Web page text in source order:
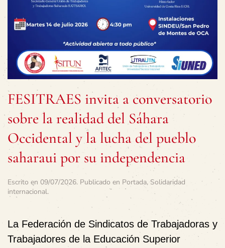
FESITRAES invita a conversatorio
sobre la realidad del Sáhara
Occidental y la lucha del pueblo
saharaui por su independencia
Escrito en 09/07/2026. Publicado en Portada, Solidaridad
internacional.
La Federación de Sindicatos de Trabajadoras y
Trabajadores de la Educación Superior